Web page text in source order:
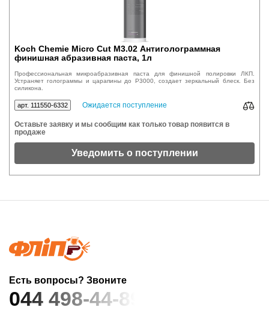
Koch Chemie Micro Cut M3.02 Антиголограммная
финишная абразивная паста, 1л
Профессиональная микроабразивная паста для финишной полировки ЛКП.
Устраняет голограммы и царапины до P3000, создает зеркальный блеск. Без
силикона.
арт. 111550-6332 Ожидается поступление
Оставьте заявку и мы сообщим как только товар появится в
продаже
Уведомить о поступлении
Есть вопросы? Звоните
044 498-44-89